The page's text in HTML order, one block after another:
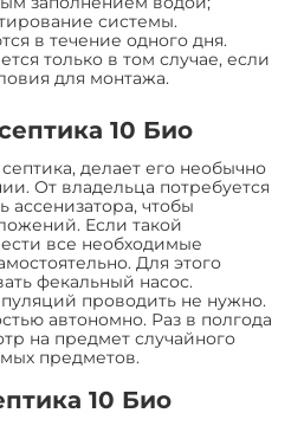
системы.
в течение одного дня.
только в том случае, если
для монтажа.
10 Био
делает его необычно
От владельца потребуется
ассенизатора, чтобы
Если такой
все необходимые
Для этого
фекальный насос.
проводить не нужно.
автономно. Раз в полгода
на предмет случайного
предметов.
10 Био